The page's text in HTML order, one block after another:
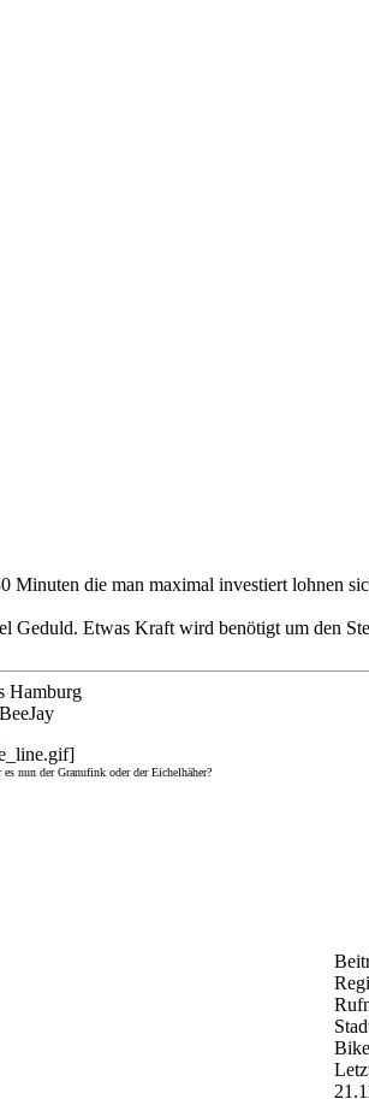
Minuten die man maximal investiert lohnen
Etwas Kraft wird benötigt um den
Hamburg
nun der Granufink oder der Eichelhäher?